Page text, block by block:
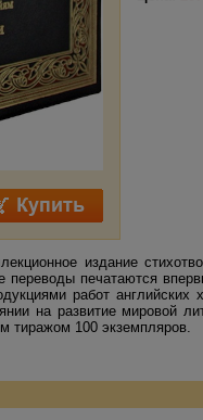
издание
печатаются
работ
на развитие мировой
тиражом 100 экземпляров.